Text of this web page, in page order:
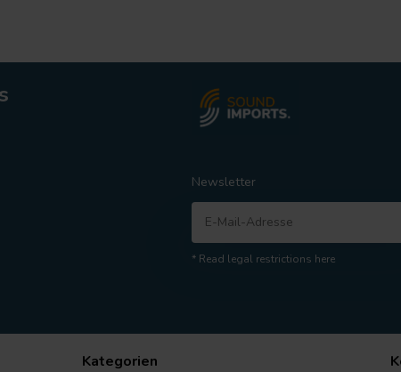
Newsletter
* Read legal restrictions here
Kategorien